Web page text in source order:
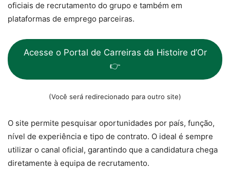
oficiais de recrutamento do grupo e também em
plataformas de emprego parceiras.
Acesse o Portal de Carreiras da Histoire d’Or
👉
(Você será redirecionado para outro site)
O site permite pesquisar oportunidades por país, função,
nível de experiência e tipo de contrato. O ideal é sempre
utilizar o canal oficial, garantindo que a candidatura chega
diretamente à equipa de recrutamento.